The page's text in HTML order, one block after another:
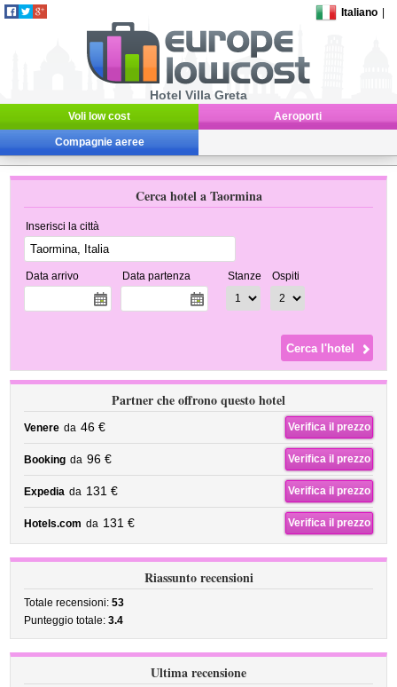
Italiano
Hotel Villa Greta
Voli low cost Aeroporti
Compagnie aeree
Cerca hotel a Taormina
Inserisci la città
Data arrivo Data partenza Stanze Ospiti
Partner che offrono questo hotel
Venere da 46 € Verifica il prezzo
Booking da 96 € Verifica il prezzo
Expedia da 131 € Verifica il prezzo
Hotels.com da 131 € Verifica il prezzo
Riassunto recensioni
Totale recensioni:53
Punteggio totale:3.4
Ultima recensione